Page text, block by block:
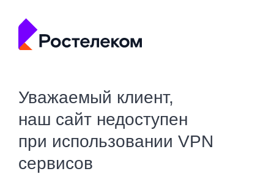
Уважаемый клиент,
наш сайт недоступен
при использовании VPN
сервисов